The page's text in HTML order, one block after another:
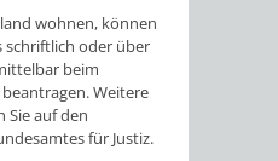
wohnen, können
schriftlich oder über
beim
Weitere
Sie aufden
für Justiz.